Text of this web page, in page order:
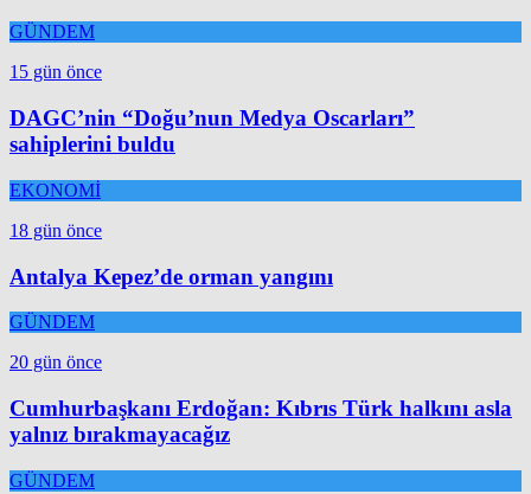
GÜNDEM
15 gün önce
DAGC’nin “Doğu’nun Medya Oscarları”
sahiplerini buldu
EKONOMİ
18 gün önce
Antalya Kepez’de orman yangını
GÜNDEM
20 gün önce
Cumhurbaşkanı Erdoğan: Kıbrıs Türk halkını asla
yalnız bırakmayacağız
GÜNDEM